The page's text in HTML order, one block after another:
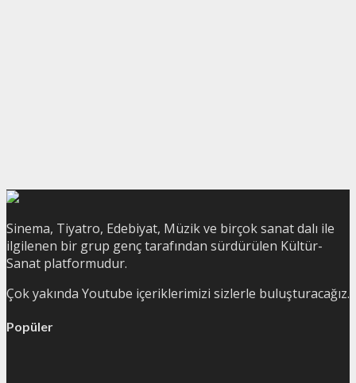
Sinema, Tiyatro, Edebiyat, Müzik ve birçok sanat dalı ile
ilgilenen bir grup genç tarafından sürdürülen Kültür-
Sanat platformudur.
Çok yakında Youtube içeriklerimizi sizlerle buluşturacağız.
Popüler